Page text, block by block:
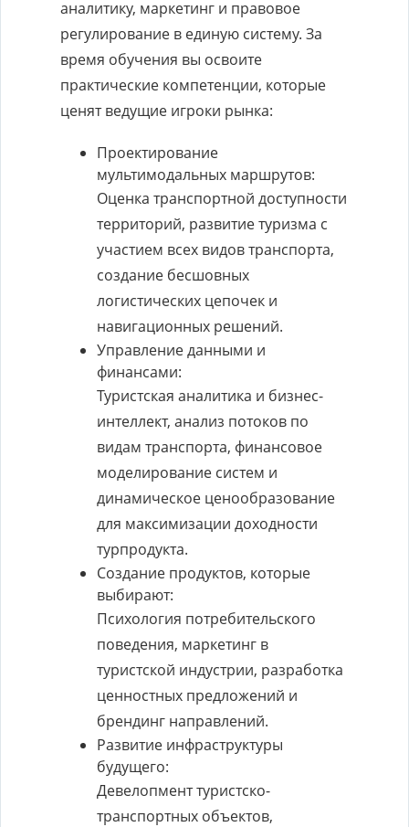
аналитику, маркетинг и правовое
регулирование в единую систему. За
время обучения вы освоите
практические компетенции, которые
ценят ведущие игроки рынка:
Проектирование
мультимодальных маршрутов:
Оценка транспортной доступности
территорий, развитие туризма с
участием всех видов транспорта,
создание бесшовных
логистических цепочек и
навигационных решений.
Управление данными и
финансами:
Туристская аналитика и бизнес-
интеллект, анализ потоков по
видам транспорта, финансовое
моделирование систем и
динамическое ценообразование
для максимизации доходности
турпродукта.
Создание продуктов, которые
выбирают:
Психология потребительского
поведения, маркетинг в
туристской индустрии, разработка
ценностных предложений и
брендинг направлений.
Развитие инфраструктуры
будущего:
Девелопмент туристско-
транспортных объектов,